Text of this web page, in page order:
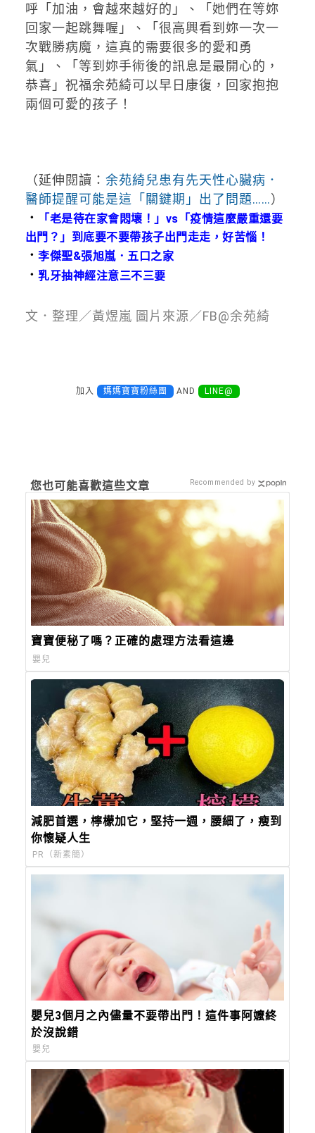
呼「加油，會越來越好的」、「她們在等妳
回家一起跳舞喔」、「很高興看到妳一次一
次戰勝病魔，這真的需要很多的愛和勇
氣」、「等到妳手術後的訊息是最開心的，
恭喜」祝福余苑綺可以早日康復，回家抱抱
兩個可愛的孩子！
（延伸閱讀： 余苑綺兒患有先天性心臟病．
醫師提醒可能是這「關鍵期」出了問題……）
．
「老是待在家會悶壞！」vs「疫情這麼嚴重還要
出門？」到底要不要帶孩子出門走走，好苦惱！
．李傑聖&張旭嵐．五口之家
．乳牙抽神經注意三不三要
文．整理／黃煜嵐 圖片來源／FB@余苑綺
加入 媽媽寶寶粉絲團 AND LINE@
您也可能喜歡這些文章
寶寶便秘了嗎？正確的處理方法看這邊
嬰兒
減肥首選，檸檬加它，堅持一週，腰細了，瘦到
你懷疑人生
PR（新素簡）
嬰兒3個月之內儘量不要帶出門！這件事阿嬤終
於沒說錯
嬰兒
Recommended by